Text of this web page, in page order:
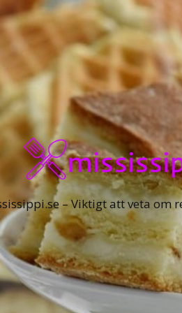
– Viktigt att veta om